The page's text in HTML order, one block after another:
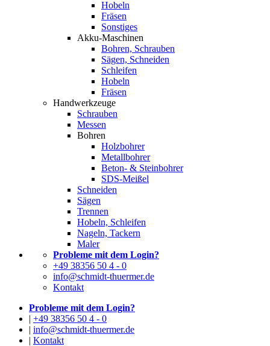
Hobeln
Fräsen
Sonstiges
Akku-Maschinen
Bohren, Schrauben
Sägen, Schneiden
Schleifen
Hobeln
Fräsen
Handwerkzeuge
Schrauben
Messen
Bohren
Holzbohrer
Metallbohrer
Beton- & Steinbohrer
SDS-Meißel
Schneiden
Sägen
Trennen
Hobeln, Schleifen
Nageln, Tackern
Maler
Probleme mit dem Login?
+49 38356 50 4 - 0
info@schmidt-thuermer.de
Kontakt
Probleme mit dem Login?
| +49 38356 50 4 - 0
| info@schmidt-thuermer.de
| Kontakt